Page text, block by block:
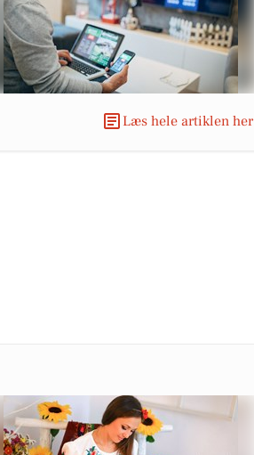
Læs hele artiklen her